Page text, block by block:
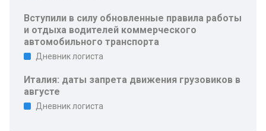
Вступили в силу обновленные правила работы
и отдыха водителей коммерческого
автомобильного транспорта
Дневник логиста
Италия: даты запрета движения грузовиков в
августе
Дневник логиста